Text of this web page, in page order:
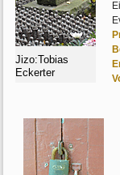
Jizo:Tobias
Eckerter